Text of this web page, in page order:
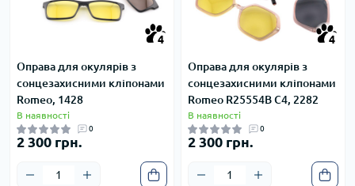
4
4
Оправа для окулярів з
сонцезахисними кліпонами
Romeo, 1428
В наявності
0
2 300 грн.
4
4
Оправа для окулярів з
сонцезахисними кліпонами
Romeo R25554B С4, 2282
В наявності
0
2 300 грн.